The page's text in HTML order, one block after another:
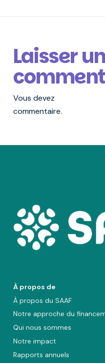
Laisser un
Vous devez
commentaire.
À propos de
À propos du SAAF
Notre approche du
Qui nous sommes
Notre impact
Rapports annuels